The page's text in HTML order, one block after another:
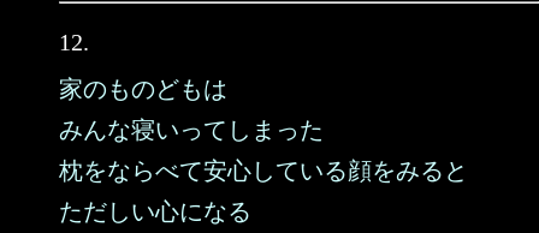
12.
家のものどもは
みんな寝いってしまった
枕をならべて安心している顔をみると
ただしい心になる